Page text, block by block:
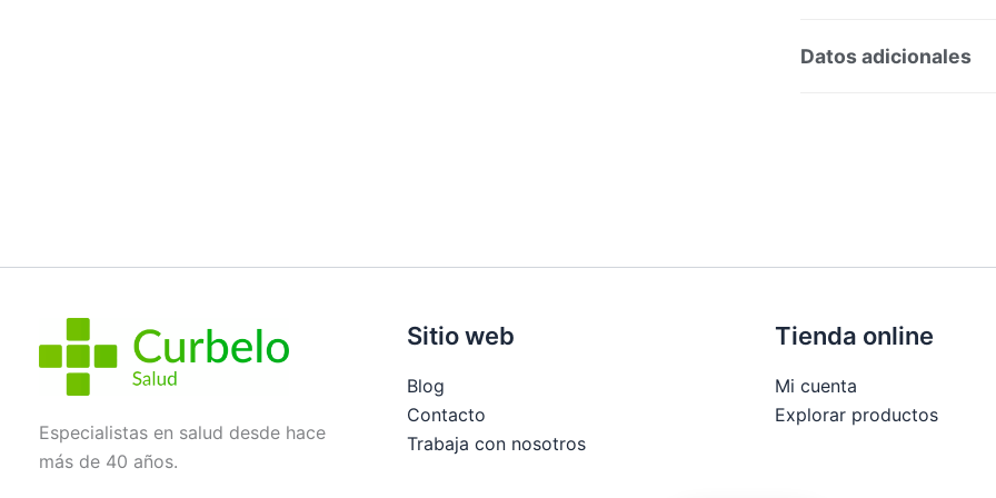
Preguntas y respuestas
Datos adicionales
Especialistas en salud desde hace
más de 40 años.
Sitio web
Blog
Contacto
Trabaja con nosotros
Tienda online
Mi cuenta
Explorar productos